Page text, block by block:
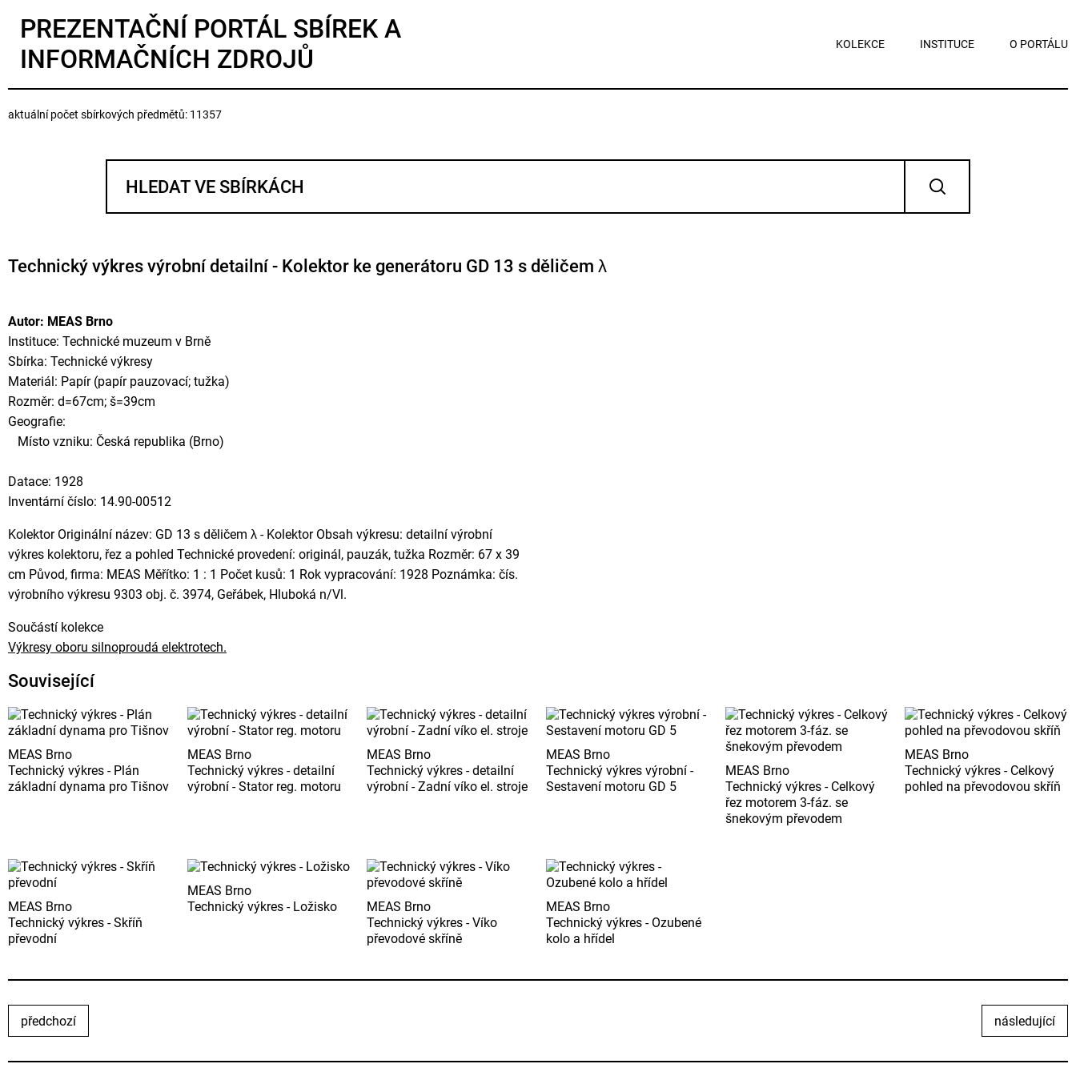
PREZENTAČNÍ PORTÁL SBÍREK A
INFORMAČNÍCH ZDROJŮ
KOLEKCE INSTITUCE O PORTÁLU
aktuální počet sbírkových předmětů: 11357
Technický výkres výrobní detailní - Kolektor ke generátoru GD 13 s děličem λ
Autor: MEAS Brno
Instituce: Technické muzeum v Brně
Sbírka: Technické výkresy
Materiál: Papír (papír pauzovací; tužka)
Rozměr: d=67cm; š=39cm
Geografie:
Místo vzniku: Česká republika (Brno)
Datace: 1928
Inventární číslo: 14.90-00512
Kolektor Originální název: GD 13 s děličem λ - Kolektor Obsah výkresu: detailní výrobní
výkres kolektoru, řez a pohled Technické provedení: originál, pauzák, tužka Rozměr: 67 x 39
cm Původ, firma: MEAS Měřítko: 1 : 1 Počet kusů: 1 Rok vypracování: 1928 Poznámka: čís.
výrobního výkresu 9303 obj. č. 3974, Geřábek, Hluboká n/Vl.
Součástí kolekce
Výkresy oboru silnoproudá elektrotech.
Související
MEAS Brno
Technický výkres - Plán
základní dynama pro Tišnov
MEAS Brno
Technický výkres - detailní
výrobní - Stator reg. motoru
MEAS Brno
Technický výkres - detailní
výrobní - Zadní víko el. stroje
MEAS Brno
Technický výkres výrobní -
Sestavení motoru GD 5
MEAS Brno
Technický výkres - Celkový
řez motorem 3-fáz. se
šnekovým převodem
MEAS Brno
Technický výkres - Celkový
pohled na převodovou skříň
MEAS Brno
Technický výkres - Skříň
převodní
MEAS Brno
Technický výkres - Ložisko
MEAS Brno
Technický výkres - Víko
převodové skříně
MEAS Brno
Technický výkres - Ozubené
kolo a hřídel
předchozí následující